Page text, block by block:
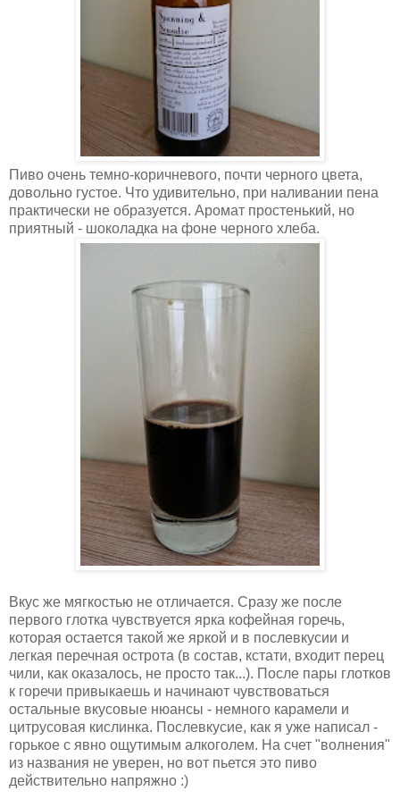
Пиво очень темно-коричневого, почти черного цвета,
довольно густое. Что удивительно, при наливании пена
практически не образуется. Аромат простенький, но
приятный - шоколадка на фоне черного хлеба.
Вкус же мягкостью не отличается. Сразу же после
первого глотка чувствуется ярка кофейная горечь,
которая остается такой же яркой и в послевкусии и
легкая перечная острота (в состав, кстати, входит перец
чили, как оказалось, не просто так...). После пары глотков
к горечи привыкаешь и начинают чувствоваться
остальные вкусовые нюансы - немного карамели и
цитрусовая кислинка. Послевкусие, как я уже написал -
горькое с явно ощутимым алкоголем. На счет "волнения"
из названия не уверен, но вот пьется это пиво
действительно напряжно :)